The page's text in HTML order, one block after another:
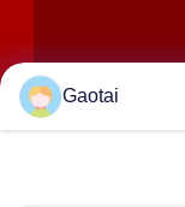
Gaotai